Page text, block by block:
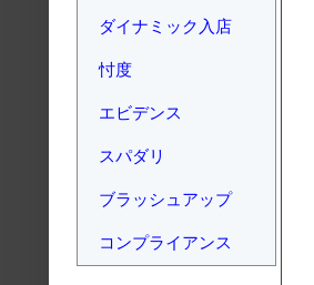
ダイナミック入店
忖度
エビデンス
スパダリ
ブラッシュアップ
コンプライアンス